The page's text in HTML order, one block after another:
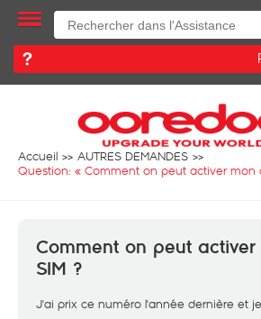
Accueil
AUTRES DEMANDES
Question: « Comment on peut activer mon
Comment on peut
SIM ?
J'ai prix ce numéro l'année dernière et